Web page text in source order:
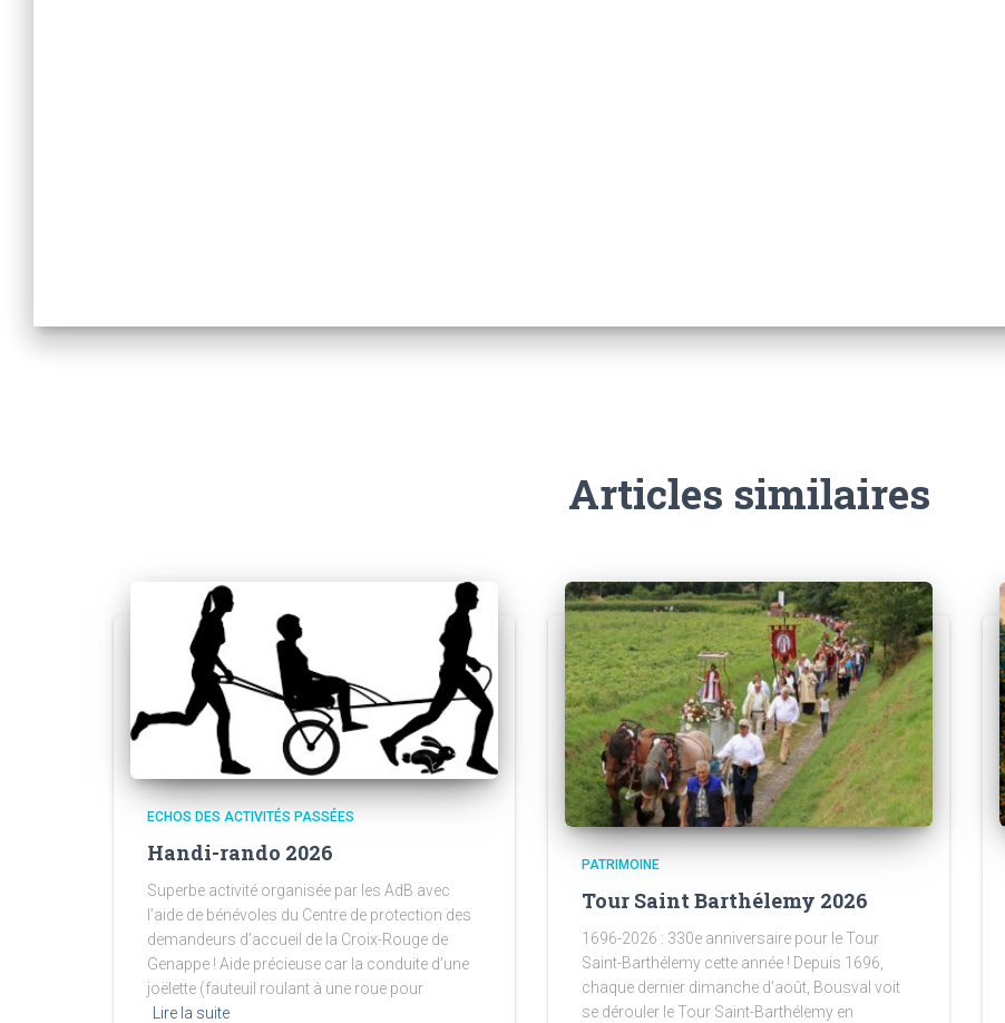
Articles similaires
ECHOS DES ACTIVITÉS PASSÉES
Handi-rando 2026
Superbe activité organisée par les AdB avec
l’aide de bénévoles du Centre de protection des
demandeurs d’accueil de la Croix-Rouge de
Genappe ! Aide précieuse car la conduite d’une
joëlette (fauteuil roulant à une roue pour
Lire la suite
PATRIMOINE
Tour Saint Barthélemy 2026
1696-2026 : 330e anniversaire pour le Tour
Saint-Barthélemy cette année ! Depuis 1696,
chaque dernier dimanche d’août, Bousval voit
se dérouler le Tour Saint-Barthélemy en